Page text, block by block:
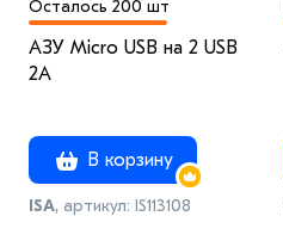
Осталось 200 шт
АЗУ Micro USB на 2 USB
2A
В корзину
ISA, артикул: IS113108